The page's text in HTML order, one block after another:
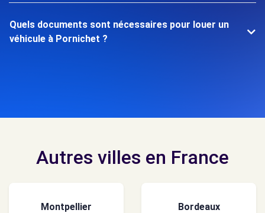
Quels documents sont nécessaires pour louer un
véhicule à Pornichet ?
Autres villes en France
Montpellier Bordeaux